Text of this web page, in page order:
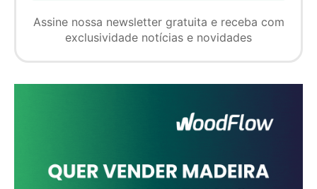
Assine nossa newsletter gratuita e receba com
exclusividade notícias e novidades